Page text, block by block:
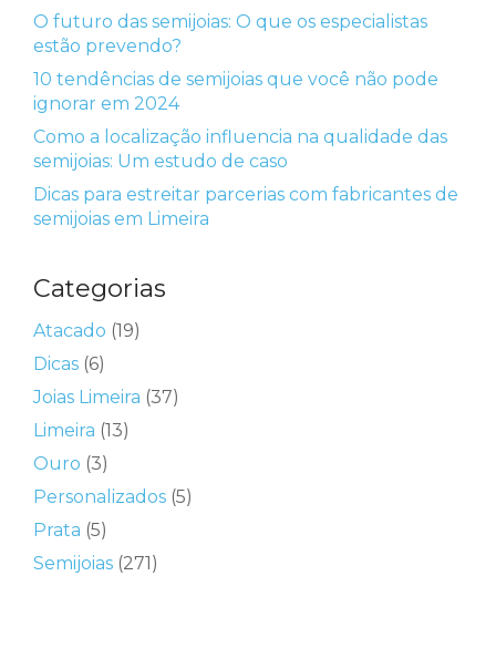
O futuro das semijoias: O que os especialistas
estão prevendo?
10 tendências de semijoias que você não pode
ignorar em 2024
Como a localização influencia na qualidade das
semijoias: Um estudo de caso
Dicas para estreitar parcerias com fabricantes de
semijoias em Limeira
Categorias
Atacado (19)
Dicas (6)
Joias Limeira (37)
Limeira (13)
Ouro (3)
Personalizados (5)
Prata (5)
Semijoias (271)